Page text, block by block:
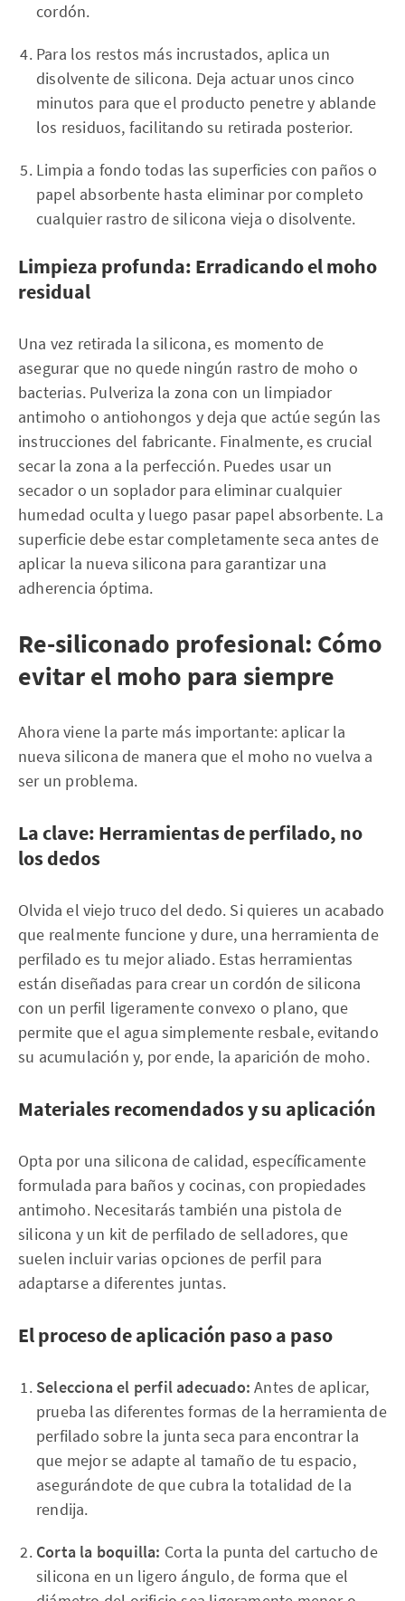
cordón.
Para los restos más incrustados, aplica un
disolvente de silicona. Deja actuar unos cinco
minutos para que el producto penetre y ablande
los residuos, facilitando su retirada posterior.
Limpia a fondo todas las superficies con paños o
papel absorbente hasta eliminar por completo
cualquier rastro de silicona vieja o disolvente.
Limpieza profunda: Erradicando el moho
residual
Una vez retirada la silicona, es momento de
asegurar que no quede ningún rastro de moho o
bacterias. Pulveriza la zona con un limpiador
antimoho o antiohongos y deja que actúe según las
instrucciones del fabricante. Finalmente, es crucial
secar la zona a la perfección. Puedes usar un
secador o un soplador para eliminar cualquier
humedad oculta y luego pasar papel absorbente. La
superficie debe estar completamente seca antes de
aplicar la nueva silicona para garantizar una
adherencia óptima.
Re-siliconado profesional: Cómo
evitar el moho para siempre
Ahora viene la parte más importante: aplicar la
nueva silicona de manera que el moho no vuelva a
ser un problema.
La clave: Herramientas de perfilado, no
los dedos
Olvida el viejo truco del dedo. Si quieres un acabado
que realmente funcione y dure, una herramienta de
perfilado es tu mejor aliado. Estas herramientas
están diseñadas para crear un cordón de silicona
con un perfil ligeramente convexo o plano, que
permite que el agua simplemente resbale, evitando
su acumulación y, por ende, la aparición de moho.
Materiales recomendados y su aplicación
Opta por una silicona de calidad, específicamente
formulada para baños y cocinas, con propiedades
antimoho. Necesitarás también una pistola de
silicona y un kit de perfilado de selladores, que
suelen incluir varias opciones de perfil para
adaptarse a diferentes juntas.
El proceso de aplicación paso a paso
Selecciona el perfil adecuado: Antes de aplicar,
prueba las diferentes formas de la herramienta de
perfilado sobre la junta seca para encontrar la
que mejor se adapte al tamaño de tu espacio,
asegurándote de que cubra la totalidad de la
rendija.
Corta la boquilla: Corta la punta del cartucho de
silicona en un ligero ángulo, de forma que el